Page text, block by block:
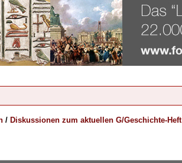
/ Diskussionen zum aktuellen G/Geschichte-Heft